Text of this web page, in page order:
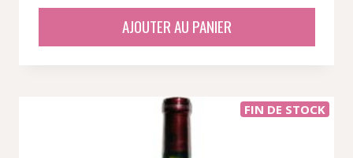
était :
est :
AJOUTER AU PANIER
FIN DE STOCK